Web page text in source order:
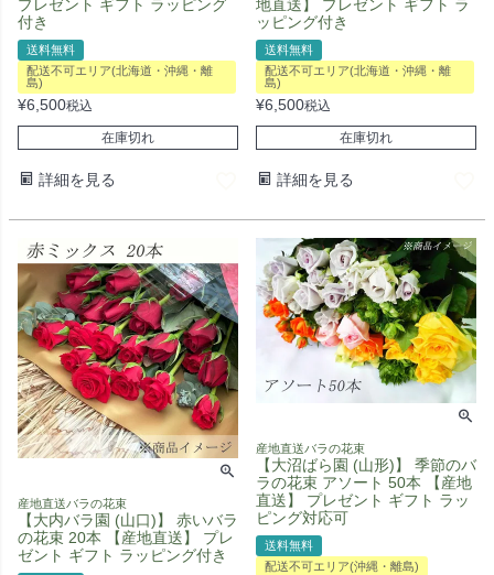
プレゼント ギフト ラッピング
付き
送料無料
配送不可エリア(北海道・沖縄・離
島)
¥6,500税込
在庫切れ
詳細を見る
地直送】 プレゼント ギフト ラ
ッピング付き
送料無料
配送不可エリア(北海道・沖縄・離
島)
¥6,500税込
在庫切れ
詳細を見る
産地直送バラの花束
【大内バラ園 (山口)】 赤いバラ
の花束 20本 【産地直送】 プレ
ゼント ギフト ラッピング付き
産地直送バラの花束
【大沼ばら園 (山形)】 季節のバ
ラの花束 アソート 50本 【産地
直送】 プレゼント ギフト ラッ
ピング対応可
送料無料
配送不可エリア(沖縄・離島)